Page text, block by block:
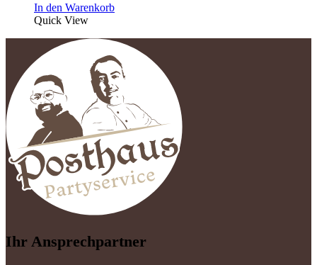
In den Warenkorb
Quick View
Ihr Ansprechpartner